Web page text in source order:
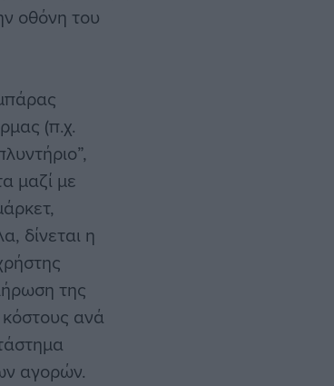
οθόνη του
(π.χ.
μαζί με
δίνεται η
της
κόστους ανά
αγορών.